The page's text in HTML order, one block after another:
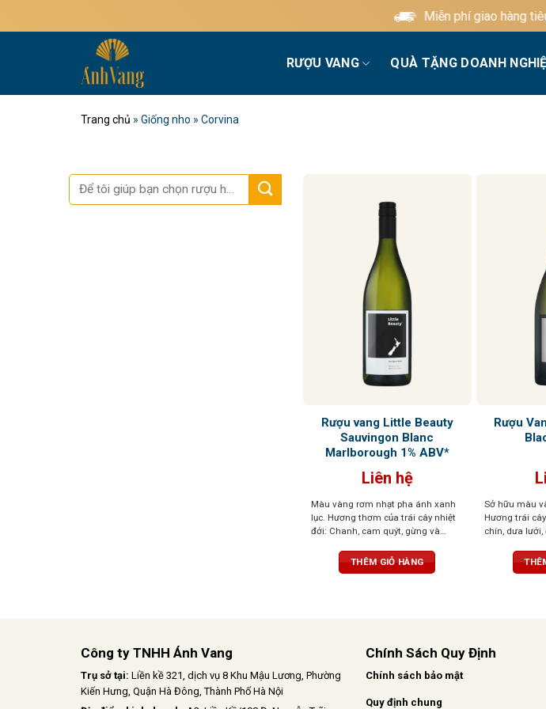
qua
Miễn phí giao hàng tiêu
RƯỢU VANG QUÀ TẶNG DOANH
Trang chủ » Giống nho » Corvina
Tìm
kiếm:
Rượu vang Little Beauty
Sauvingon Blanc
Marlborough 1% ABV*
Liên hệ
Màu vàng rơm nhạt pha ánh xanh
lục. Hương thơm của trái cây nhiệt
đới: Chanh, cam quýt, gừng và
chua nhưng không gắt, thanh lịch
và êm dịu
THÊM GIỎ HÀNG
Rượu
Sở hữu màu
Hương trái
chín, dưa lưới,
hương và gia
mọng nước,
Công ty TNHH Ánh Vang
Trụ sở tại: Liền kề 321, dịch vụ 8 Khu Mậu Lương, Phường
Kiến Hưng, Quận Hà Đông, Thành Phố Hà Nội
Chính Sách Quy Định
Chính sách bảo mật
Quy định chung